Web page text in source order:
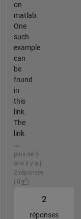
on
matlab.
One
such
example
can
be
found
in
this
link.
The
link
...
plus de 5
ans il y a |
2 réponses
| 0
2
réponses